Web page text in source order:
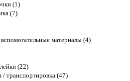
(1)
(7)
материалы (4)
(22)
транспортировка (47)